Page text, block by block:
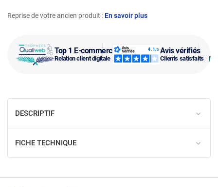
Top 1 E-commerce
Relation client digitale
Avis vérifiés
Clients satisfaits
Reprise de votre ancien produit : En savoir plus
DESCRIPTIF
FICHE TECHNIQUE